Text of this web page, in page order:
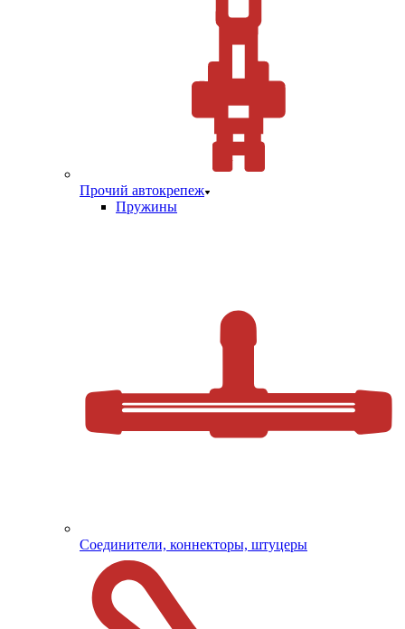
Прочий автокрепеж
Пружины
Соединители, коннекторы, штуцеры